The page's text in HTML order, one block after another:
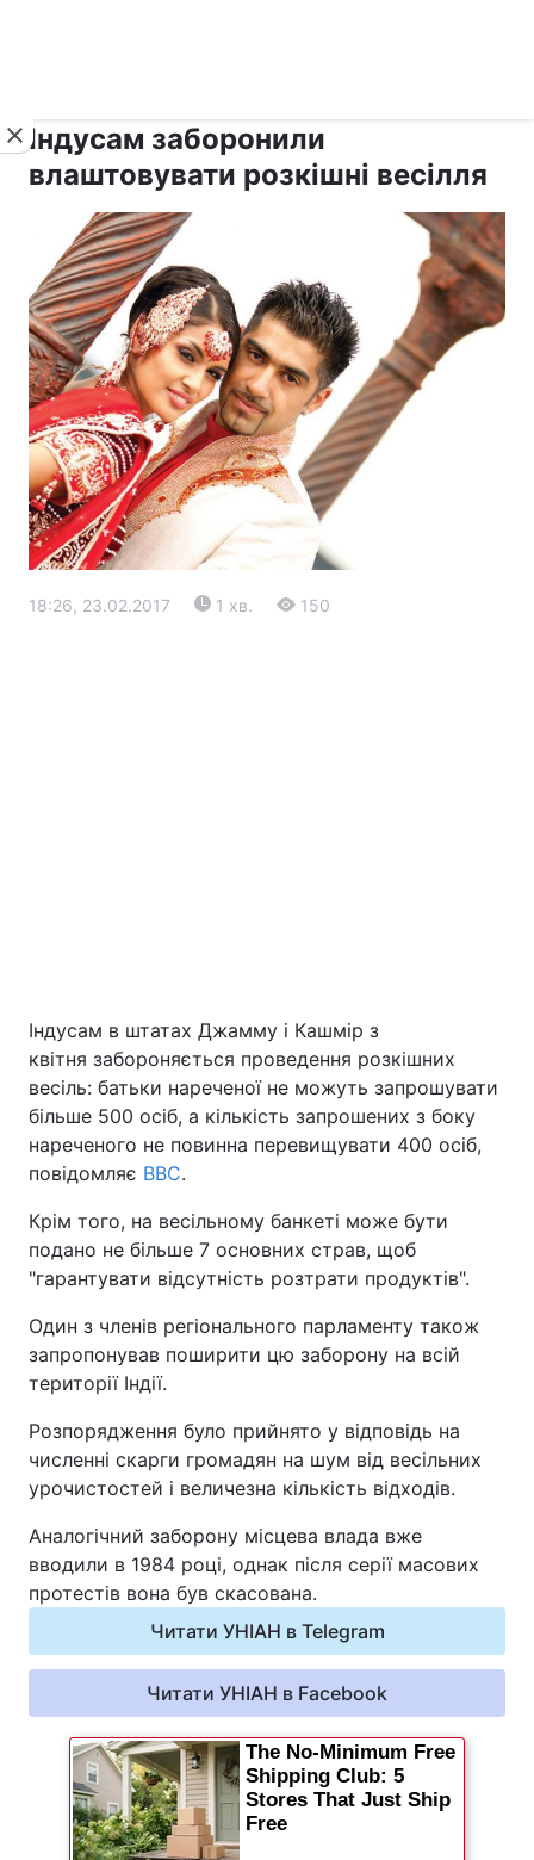
РЕГІОНИ
Київ Львів
Дніпро
Одеса
Спорт Наука
Техно і зв'язок
Зброя Інциденти
Цікавинки Погода
Відео з Youtube Статті
Думки
Архів Вакансії
Контакти
Індусам заборонили
влаштовувати розкішні весілля
18:26, 23.02.2017 1 хв. 150
Індусам в штатах Джамму і Кашмір з
квітня забороняється проведення розкішних
весіль: батьки нареченої не можуть запрошувати
більше 500 осіб, а кількість запрошених з боку
нареченого не повинна перевищувати 400 осіб,
повідомляє ВВС.
Крім того, на весільному банкеті може бути
подано не більше 7 основних страв, щоб
"гарантувати відсутність розтрати продуктів".
Один з членів регіонального парламенту також
запропонував поширити цю заборону на всій
території Індії.
Розпорядження було прийнято у відповідь на
численні скарги громадян на шум від весільних
урочистостей і величезна кількість відходів.
Аналогічний заборону місцева влада вже
вводили в 1984 році, однак після серії масових
протестів вона був скасована.
Читати УНІАН в Telegram
Читати УНІАН в Facebook